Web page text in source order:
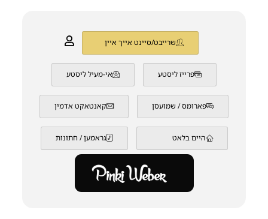
שרייבט/סיינט אייך איין
אי-מעיל ליסטע פרייז ליסטע
קאנטאקט אדמין פארומס / שמועסן
גראמען / חתונות היים בלאט